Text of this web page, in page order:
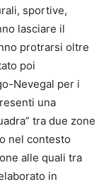
sportive,
lasciare il
protrarsi oltre
poi
Nevegal per i
una
tra due zone
nel contesto
alle quali tra
in